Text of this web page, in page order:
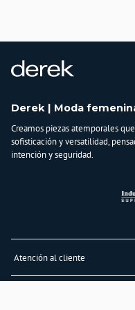
Importador:
Cuidado y Lavado
superficie plana, no retorcer,
Composición:
35% acrílico
50% modal
Derek | Moda
Creamos piezas atemporales
sofisticación y versatilidad,
intención y seguridad.
Atención al cliente